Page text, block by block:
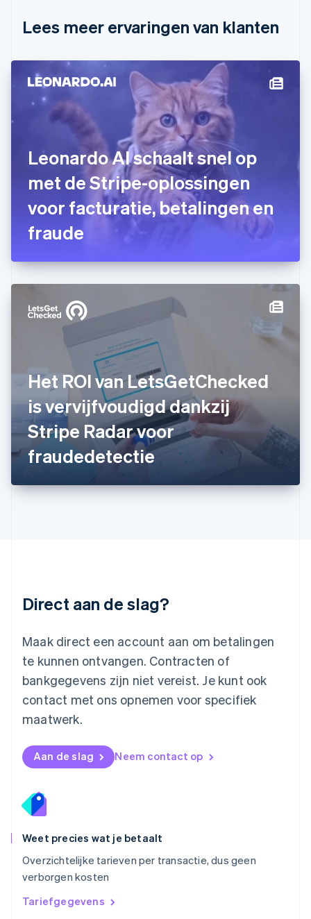
Lees meer ervaringen van klanten
Leonardo AI schaalt snel op
met de Stripe-oplossingen
voor facturatie, betalingen en
fraude
Het ROI van LetsGetChecked
is vervijfvoudigd dankzij
Stripe Radar voor
fraudedetectie
Direct aan de slag?
Maak direct een account aan om betalingen
te kunnen ontvangen. Contracten of
bankgegevens zijn niet vereist. Je kunt ook
contact met ons opnemen voor specifiek
maatwerk.
Aan de slag Neem contact op
Weet precies wat je betaalt
Overzichtelijke tarieven per transactie, dus geen
verborgen kosten
Tariefgegevens
Denemarken
Duitsland
DeutschEnglish
Estland
English
Finland
Svenska
FrançaisEnglish
English
Griekenland
Hongarije
Hongkong SAR, China
English
India
English
English
Japan
日本語English
Kroatië
English Italiano
Letland
English
Liechtenstein
Litouwen
Mexico
Español English
Nederlands English
Nieuw-Zeeland
English
Noorwegen
English
DeutschEnglish
English
Portugal
Roemenië
English
English简体中文
EnglishItaliano
Slowakije
English
Spanje